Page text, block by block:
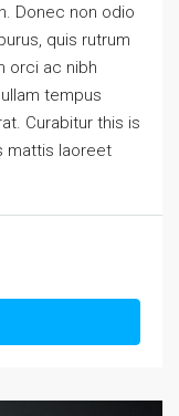
Donec non odio
quis rutrum
orci ac nibh
tempus
Curabitur this is
mattis laoreet